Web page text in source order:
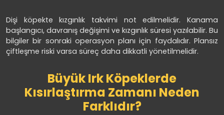
Dişi köpekte kızgınlık takvimi not edilmelidir. Kanama
başlangıcı, davranış değişimi ve kızgınlık süresi yazılabilir. Bu
bilgiler bir sonraki operasyon planı için faydalıdır. Plansız
çiftleşme riski varsa süreç daha dikkatli yönetilmelidir.
Büyük Irk Köpeklerde
Kısırlaştırma Zamanı Neden
Farklıdır?